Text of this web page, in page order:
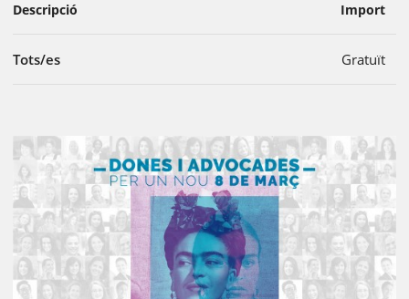
Descripció Import
Tots/es Gratuït